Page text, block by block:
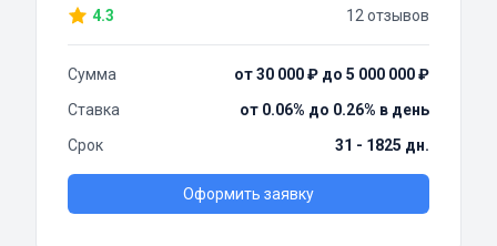
4.3 12 отзывов
Сумма
от 30 000 ₽ до 5 000 000 ₽
Ставка
от 0.06% до 0.26% в день
Срок
31 - 1825 дн.
Оформить заявку